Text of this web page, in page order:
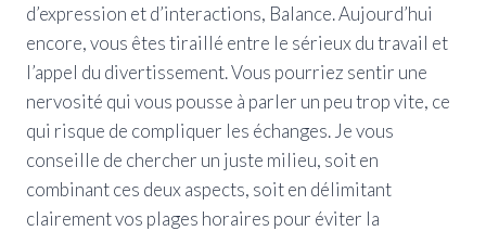
d’expression et d’interactions, Balance. Aujourd’hui
encore, vous êtes tiraillé entre le sérieux du travail et
l’appel du divertissement. Vous pourriez sentir une
nervosité qui vous pousse à parler un peu trop vite, ce
qui risque de compliquer les échanges. Je vous
conseille de chercher un juste milieu, soit en
combinant ces deux aspects, soit en délimitant
clairement vos plages horaires pour éviter la